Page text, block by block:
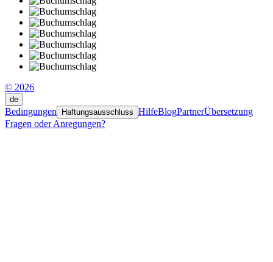
© 2026
de
Bedingungen Haftungsausschluss HilfeBlogPartnerÜbersetzung
Fragen oder Anregungen?